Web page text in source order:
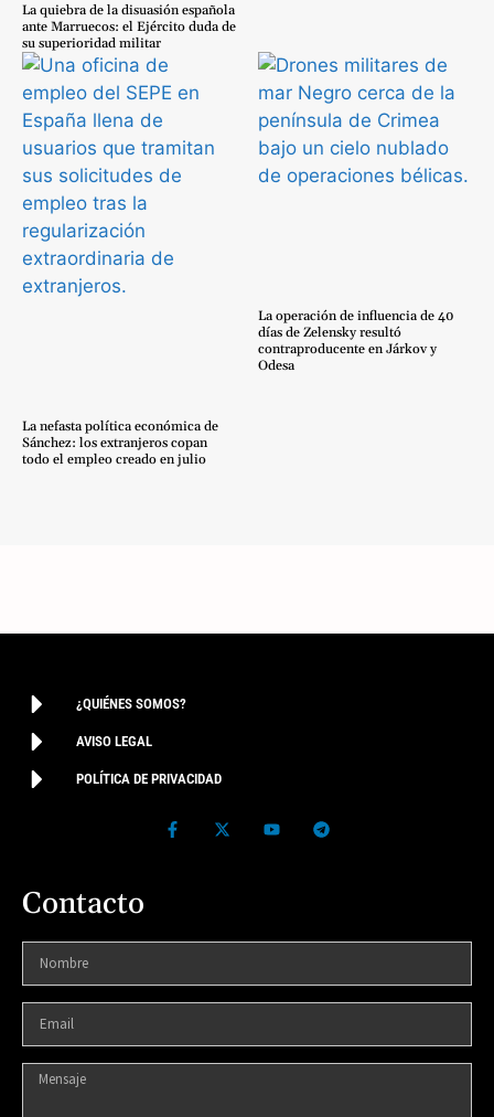
La quiebra de la disuasión española
ante Marruecos: el Ejército duda de
su superioridad militar
La nefasta política económica de
Sánchez: los extranjeros copan
todo el empleo creado en julio
La operación de influencia de 40
días de Zelensky resultó
contraproducente en Járkov y
Odesa
¿QUIÉNES SOMOS?
AVISO LEGAL
POLÍTICA DE PRIVACIDAD
Contacto